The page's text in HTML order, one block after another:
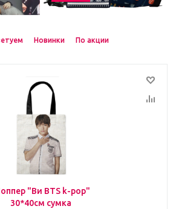
Новинки По акции
"Ви BTS k-pop"
30*40см сумка